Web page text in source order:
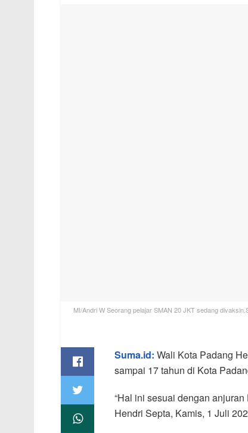
MI/Andri W Seorang pelajar SMAN 20 JKT sedang
Suma.id: Wali Kota Padang
sampai 17 tahun di Kota
“Hal ini sesuai dengan
Hendri Septa, Kamis, 1 Juli